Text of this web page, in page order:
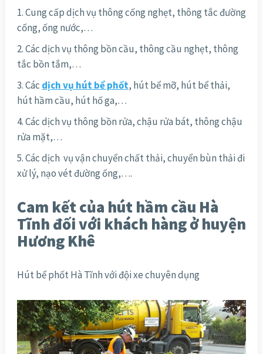
Cung cấp dịch vụ thông cống nghẹt, thông tắc đường
cống, ống nước,…
Các dịch vụ thông bồn cầu, thông cầu nghẹt, thông
tắc bồn tắm,…
Các dịch vụ hút bể phốt, hút bể mỡ, hút bể thải,
hút hầm cầu, hút hố ga,…
Các dịch vụ thông bồn rửa, chậu rửa bát, thông chậu
rửa mặt,…
Các dịch vụ vận chuyển chất thải, chuyển bùn thải đi
xử lý, nạo vét đường ống,….
Cam kết của hút hầm cầu Hà
Tĩnh đối với khách hàng ở huyện
Hương Khê
Hút bể phốt Hà Tĩnh với đội xe chuyên dụng